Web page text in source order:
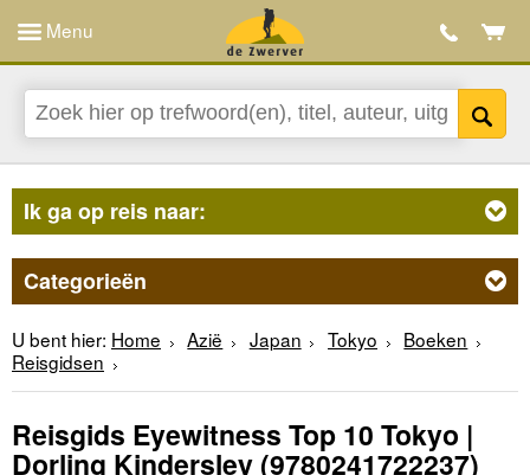
Menu
Ik ga op reis naar:
Categorieën
U bent hier: Home Azië Japan Tokyo
Boeken
Reisgidsen
Reisgids Eyewitness Top 10 Tokyo |
Dorling Kindersley (9780241722237)